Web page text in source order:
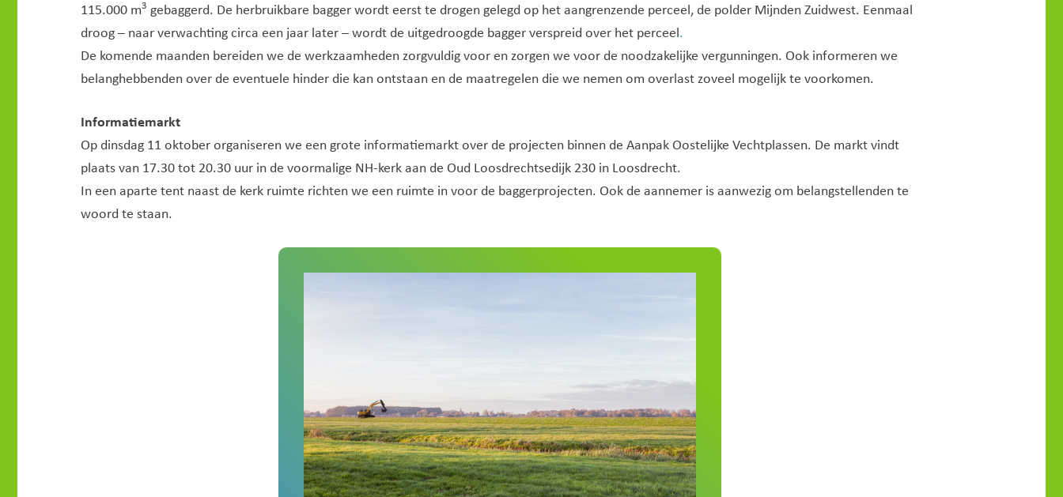
115.000 m3 gebaggerd. De herbruikbare bagger wordt eerst te drogen gelegd op het aangrenzende perceel, de polder Mijnden Zuidwest. Eenmaal
droog – naar verwachting circa een jaar later – wordt de uitgedroogde bagger verspreid over het perceel .
De komende maanden bereiden we de werkzaamheden zorgvuldig voor en zorgen we voor de noodzakelijke vergunningen. Ook informeren we
belanghebbenden over de eventuele hinder die kan ontstaan en de maatregelen die we nemen om overlast zoveel mogelijk te voorkomen.
Informatiemarkt
Op dinsdag 11 oktober organiseren we een grote informatiemarkt over de projecten binnen de Aanpak Oostelijke Vechtplassen. De markt vindt
plaats van 17.30 tot 20.30 uur in de voormalige NH-kerk aan de Oud Loosdrechtsedijk 230 in Loosdrecht.
In een aparte tent naast de kerk ruimte richten we een ruimte in voor de baggerprojecten. Ook de aannemer is aanwezig om belangstellenden te
woord te staan.